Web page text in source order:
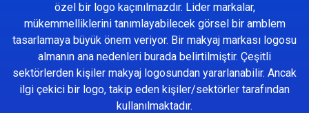
özel bir logo kaçınılmazdır. Lider markalar,
mükemmelliklerini tanımlayabilecek görsel bir amblem
tasarlamaya büyük önem veriyor. Bir makyaj markası logosu
almanın ana nedenleri burada belirtilmiştir. Çeşitli
sektörlerden kişiler makyaj logosundan yararlanabilir. Ancak
ilgi çekici bir logo, takip eden kişiler/sektörler tarafından
kullanılmaktadır.